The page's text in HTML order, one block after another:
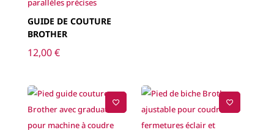
GUIDE DE COUTURE
BROTHER
12,00€